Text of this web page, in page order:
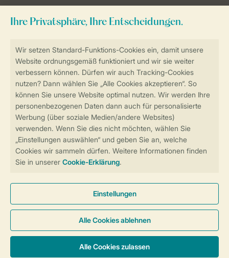
Sicherstellung Deiner Privatsphäre
Sicher und schnell zur Online-Buchung
Sichere Datenübertragung
Sicheres Bezahlen
Cookies und Banner
Barrierefreiheit
© 2026 Landal GreenParks GmbH